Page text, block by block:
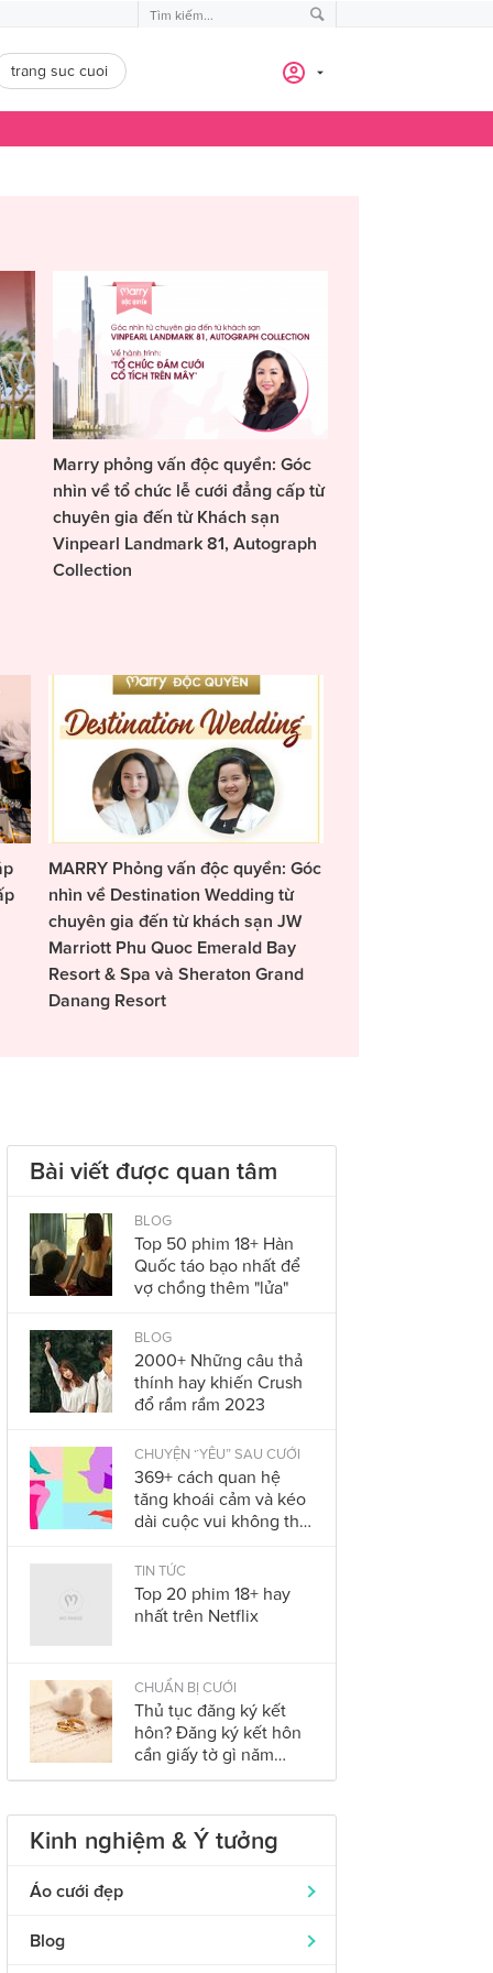
trang suc cuoi
Marry phỏng vấn độc quyền: Góc
nhìn về tổ chức lễ cưới đẳng cấp từ
chuyên gia đến từ Khách sạn
Vinpearl Landmark 81, Autograph
Collection
MARRY Phỏng vấn độc quyền: Góc
nhìn về Destination Wedding từ
chuyên gia đến từ khách sạn JW
Marriott Phu Quoc Emerald Bay
Resort & Spa và Sheraton Grand
Danang Resort
Bài viết được quan tâm
BLOG
Top 50 phim 18+ Hàn
Quốc táo bạo nhất để
vợ chồng thêm "lửa"
BLOG
2000+ Những câu thả
thính hay khiến Crush
đổ rầm rầm 2023
CHUYỆN “YÊU” SAU CƯỚI
369+ cách quan hệ
tăng khoái cảm và kéo
dài cuộc vui không thể
2023
TIN TỨC
Top 20 phim 18+ hay
nhất trên Netflix
CHUẨN BỊ CƯỚI
Thủ tục đăng ký kết
hôn? Đăng ký kết hôn
cần giấy tờ gì năm
2023?
Kinh nghiệm & Ý tưởng
Áo cưới đẹp
Áo dài cưới
319
Blog